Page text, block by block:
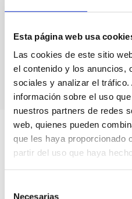
Esta página web usa
Las cookies de este sitio
el contenido y los anuncios,
sociales y analizar el
información sobre el uso
nuestros partners de redes
web, quienes pueden
que les haya proporcionado
partir del uso que haya
Necesarias
del 10ª
de la
Declaración
Starlight